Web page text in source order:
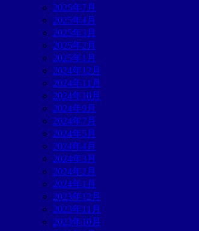
2025年7月
2025年4月
2025年3月
2025年2月
2025年1月
2024年12月
2024年11月
2024年10月
2024年9月
2024年7月
2024年5月
2024年4月
2024年3月
2024年2月
2024年1月
2023年12月
2023年11月
2023年10月